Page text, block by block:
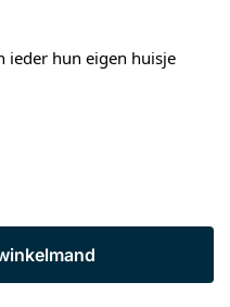
ieder hun eigen huisje